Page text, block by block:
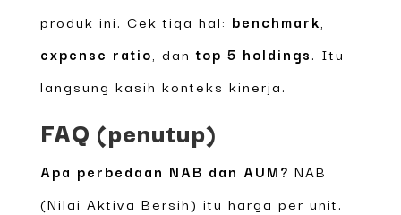
produk ini. Cek tiga hal: benchmark
expense ratio , dantop 5 holdings. Itu
langsung kasih konteks kinerja.
FAQ (penutup)
Apa perbedaan NAB dan AUM? NAB
(Nilai Aktiva Bersih) itu harga per unit.